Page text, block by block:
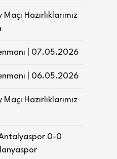
Hazırlıklarımız
| 07.05.2026
| 06.05.2026
Hazırlıklarımız
0-0